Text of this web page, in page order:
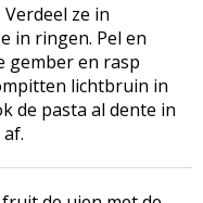
ze in
in ringen. Pel en
gember en rasp
lichtbruin in
de pasta al dente in